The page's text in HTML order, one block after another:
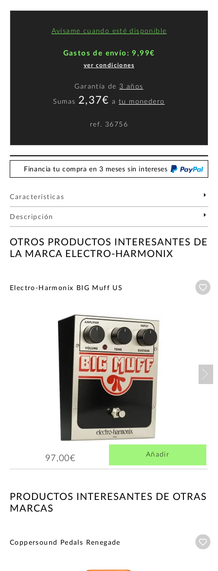
Avísame cuando esté disponible
Gastos de envío: 9,99€
ver condiciones
Garantía de 3 años
Sumas 2,37€ atu monedero
ref. 36756
Financia tu compra en 3 meses sin intereses
Características
Descripción
OTROS PRODUCTOS INTERESANTES DE
LA MARCA ELECTRO-HARMONIX
Electro-Harmonix BIG Muff US
97,00€ Añadir
PRODUCTOS INTERESANTES DE OTRAS
MARCAS
Coppersound Pedals Renegade